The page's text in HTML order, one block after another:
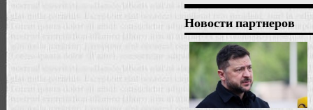
Новости партнеров